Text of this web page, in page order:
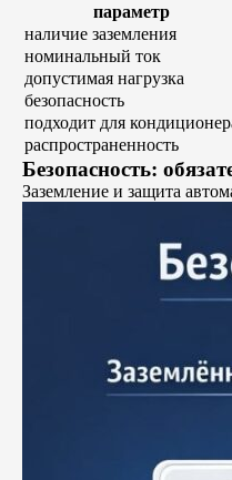
параметр
наличие заземления
номинальный ток
допустимая нагрузка
безопасность
подходит для
распространенность
Безопасность:
Заземление и защита